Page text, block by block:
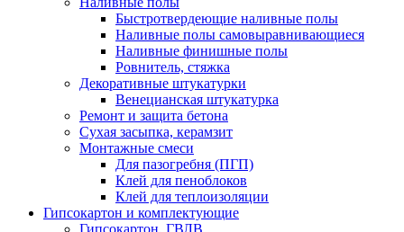
Быстротвердеющие наливные полы
Наливные полы самовыравнивающиеся
Наливные финишные полы
Ровнитель, стяжка
Декоративные штукатурки
Венецианская штукатурка
Ремонт и защита бетона
Сухая засыпка, керамзит
Монтажные смеси
Для пазогребня (ПГП)
Клей для пеноблоков
Клей для теплоизоляции
Гипсокартон и комплектующие
Гипсокартон, ГВЛВ